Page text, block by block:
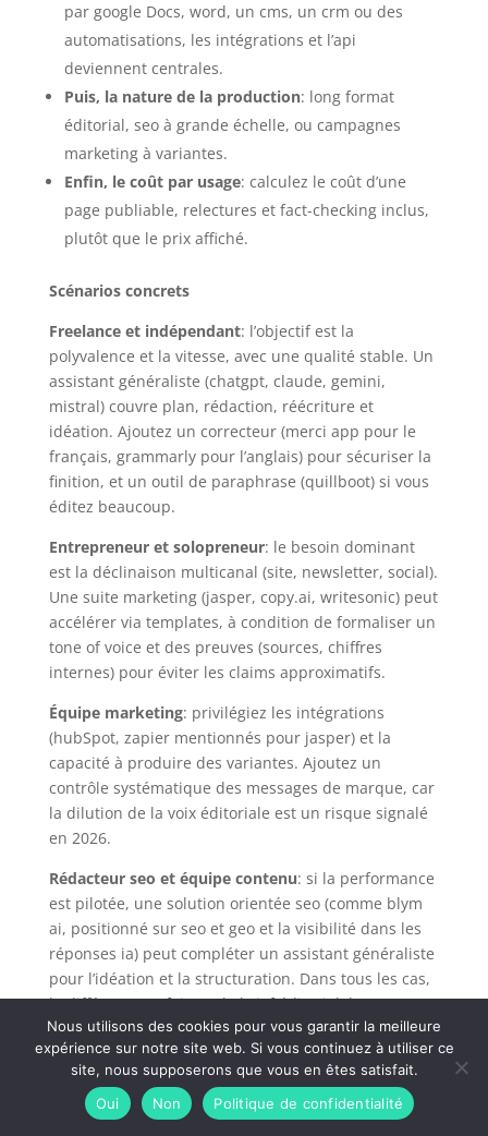
par google Docs, word, un cms, un crm ou des
automatisations, les intégrations et l’api
deviennent centrales.
Puis, la nature de la production: long format
éditorial, seo à grande échelle, ou campagnes
marketing à variantes.
Enfin, le coût par usage: calculez le coût d’une
page publiable, relectures et fact-checking inclus,
plutôt que le prix affiché.
Scénarios concrets
Freelance et indépendant: l’objectif est la
polyvalence et la vitesse, avec une qualité stable. Un
assistant généraliste (chatgpt, claude, gemini,
mistral) couvre plan, rédaction, réécriture et
idéation. Ajoutez un correcteur (merci app pour le
français, grammarly pour l’anglais) pour sécuriser la
finition, et un outil de paraphrase (quillboot) si vous
éditez beaucoup.
Entrepreneur et solopreneur: le besoin dominant
est la déclinaison multicanal (site, newsletter, social).
Une suite marketing (jasper, copy.ai, writesonic) peut
accélérer via templates, à condition de formaliser un
tone of voice et des preuves (sources, chiffres
internes) pour éviter les claims approximatifs.
Équipe marketing: privilégiez les intégrations
(hubSpot, zapier mentionnés pour jasper) et la
capacité à produire des variantes. Ajoutez un
contrôle systématique des messages de marque, car
la dilution de la voix éditoriale est un risque signalé
en 2026.
Rédacteur seo et équipe contenu: si la performance
est pilotée, une solution orientée seo (comme blym
ai, positionné sur seo et geo et la visibilité dans les
réponses ia) peut compléter un assistant généraliste
pour l’idéation et la structuration. Dans tous les cas,
la différence se fait sur le brief éditorial, les sources
et l’édition.
Média et rédaction: priorité à la factualité, aux
citations et sources, et au fact-checking. Les
assistants généralistes sont utiles pour structurer et
Nous utilisons des cookies pour vous garantir la meilleure
expérience sur notre site web. Si vous continuez à utiliser ce
site, nous supposerons que vous en êtes satisfait.
Oui
Non Politique de confidentialité